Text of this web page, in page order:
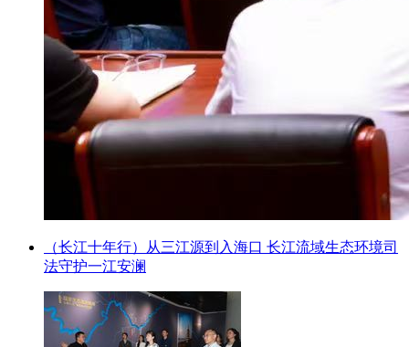
（长江十年行）从三江源到入海口 长江流域生态环境司
法守护一江安澜